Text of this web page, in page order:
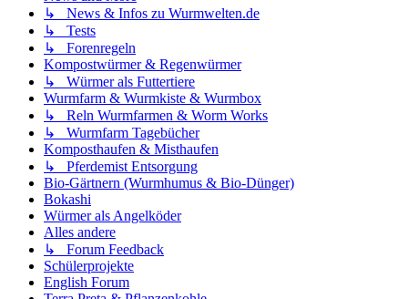
↳ News & Infos zu Wurmwelten.de
↳ Tests
↳ Forenregeln
Kompostwürmer & Regenwürmer
↳ Würmer als Futtertiere
Wurmfarm & Wurmkiste & Wurmbox
↳ Reln Wurmfarmen & Worm Works
↳ Wurmfarm Tagebücher
Komposthaufen & Misthaufen
↳ Pferdemist Entsorgung
Bio-Gärtnern (Wurmhumus & Bio-Dünger)
Bokashi
Würmer als Angelköder
Alles andere
↳ Forum Feedback
Schülerprojekte
English Forum